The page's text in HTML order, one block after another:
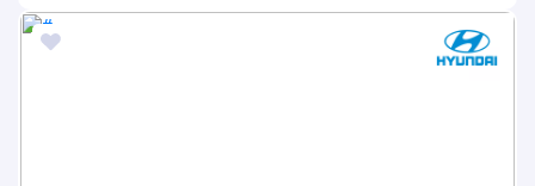
ОСТАВИТЬ ЗАЯВКУ